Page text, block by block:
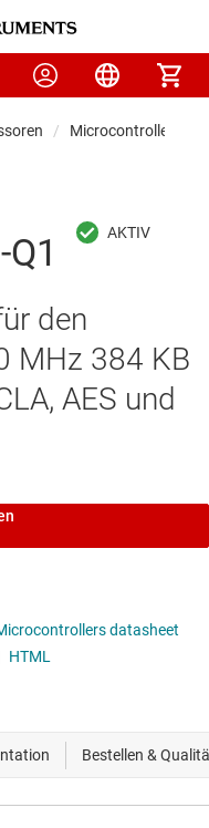
Microcontrollers
den
MHz 384 KB
AES und
datasheet
HTML